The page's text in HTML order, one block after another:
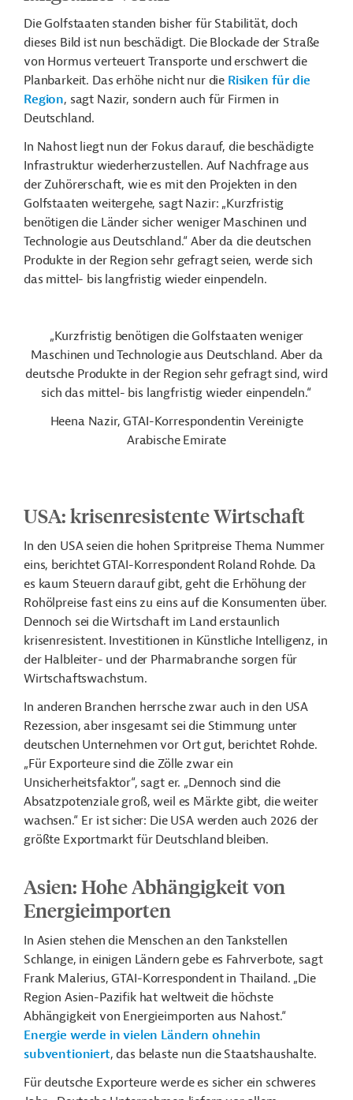
Die Golfstaaten standen bisher für Stabilität, doch
dieses Bild ist nun beschädigt. Die Blockade der Straße
von Hormus verteuert Transporte und erschwert die
Planbarkeit. Das erhöhe nicht nur die Risiken für die
Region, sagt Nazir, sondern auch für Firmen in
Deutschland.
In Nahost liegt nun der Fokus darauf, die beschädigte
Infrastruktur wiederherzustellen. Auf Nachfrage aus
der Zuhörerschaft, wie es mit den Projekten in den
Golfstaaten weitergehe, sagt Nazir: „Kurzfristig
benötigen die Länder sicher weniger Maschinen und
Technologie aus Deutschland.“ Aber da die deutschen
Produkte in der Region sehr gefragt seien, werde sich
das mittel- bis langfristig wieder einpendeln.
„Kurzfristig benötigen die Golfstaaten weniger
Maschinen und Technologie aus Deutschland. Aber da
deutsche Produkte in der Region sehr gefragt sind, wird
sich das mittel- bis langfristig wieder einpendeln.“
Heena Nazir, GTAI-Korrespondentin Vereinigte
Arabische Emirate
USA: krisenresistente Wirtschaft
In den USA seien die hohen Spritpreise Thema Nummer
eins, berichtet GTAI-Korrespondent Roland Rohde. Da
es kaum Steuern darauf gibt, geht die Erhöhung der
Rohölpreise fast eins zu eins auf die Konsumenten über.
Dennoch sei dieWirtschaft im Land erstaunlich
krisenresistent. Investitionen in Künstliche Intelligenz, in
der Halbleiter- und der Pharmabranche sorgen für
Wirtschaftswachstum.
In anderen Branchen herrsche zwar auch in den USA
Rezession, aber insgesamt sei die Stimmung unter
deutschen Unternehmen vor Ort gut, berichtet Rohde.
„Für Exporteure sind die Zölle zwar ein
Unsicherheitsfaktor“, sagt er. „Dennoch sind die
Absatzpotenziale groß, weil es Märkte gibt, die weiter
wachsen.“ Er ist sicher: Die USA werden auch 2026 der
größte Exportmarkt für Deutschland bleiben.
Asien: Hohe Abhängigkeit von
Energieimporten
In Asien stehen die Menschen an den Tankstellen
Schlange, in einigen Ländern gebe es Fahrverbote, sagt
Frank Malerius, GTAI-Korrespondent in Thailand. „Die
Region Asien-Pazifik hat weltweit die höchste
Abhängigkeit von Energieimporten aus Nahost.“
Energie werde in vielen Ländern ohnehin
subventioniert, das belaste nun die Staatshaushalte.
Für deutsche Exporteure werde es sicher ein schweres